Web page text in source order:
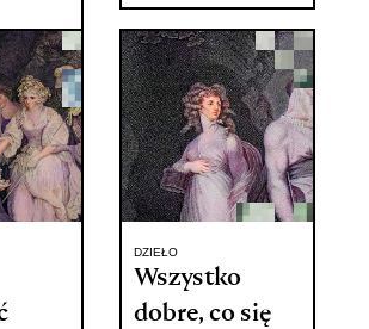
DZIEŁO
Wszystko
dobre, co się